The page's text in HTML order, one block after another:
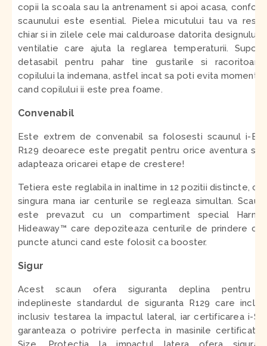
copii la scoala sau la antrenament si apoi acasa,
scaunului este esential. Pielea micutului tau va
chiar si in zilele cele mai calduroase datorita designului
ventilatie care ajuta la reglarea temperaturii.
detasabil pentru pahar tine gustarile si
copilului la indemana, astfel incat sa poti evita
cand copilului ii este prea foame.
Convenabil
Este extrem de convenabil sa folosesti scaunuli-
R129 deoarece este pregatit pentru orice aventura si
adapteaza oricarei etape de crestere!
Tetiera este reglabila in inaltime in 12 pozitii distincte, cu
singura mana iar centurile se regleaza simultan.
este prevazut cu un compartiment special
Hideaway™ care depoziteaza centurile de prindere cu
puncte atunci cand este folosit ca booster.
Sigur
Acest scaun ofera siguranta deplina pentru
indeplineste standardul de siguranta R129 care
inclusiv testarea la impactul lateral, iar certificarea i-
garanteaza o potrivire perfecta in masinile certificate